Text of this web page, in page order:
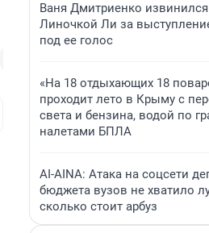
Ваня Дмитриенко
Линочкой Ли за
под ее голос
«На 18 отдыхающих 18
проходит лето в Крыму с
света и бензина, водой по
налетами БПЛА
AI-AINA: Атака на соцсети
бюджета вузов не хватило
сколько стоит арбуз